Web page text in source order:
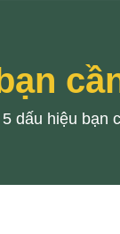
5 dấu hiệu bạn